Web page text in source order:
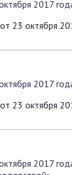
2017
23 октября
2017
23 октября
2017